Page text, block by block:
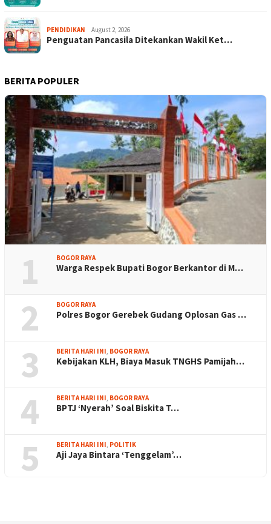
PENDIDIKAN August 2, 2026
Penguatan Pancasila Ditekankan Wakil Ket…
BERITA POPULER
1 BOGOR RAYA
Warga Respek Bupati Bogor Berkantor di M…
2 BOGOR RAYA
Polres Bogor Gerebek Gudang Oplosan Gas …
3 BERITA HARI INI, BOGOR RAYA
Kebijakan KLH, Biaya Masuk TNGHS Pamijah…
4 BERITA HARI INI, BOGOR RAYA
BPTJ ‘Nyerah’ Soal Biskita T…
5 BERITA HARI INI, POLITIK
Aji Jaya Bintara ‘Tenggelam’…